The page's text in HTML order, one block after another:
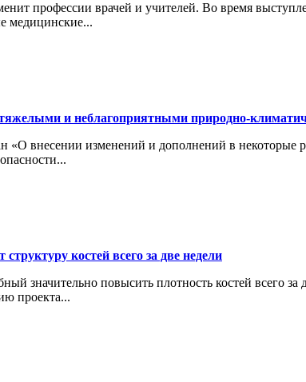
профессии врачей и учителей. Во время
медицинские...
и неблагоприятными природно-
внесении изменений и дополнений в некоторые
костей всего за две недели
значительно повысить плотность костей всего за
проекта...